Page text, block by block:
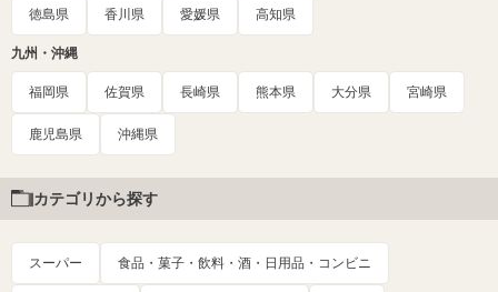
徳島県 香川県 愛媛県 高知県
九州・沖縄
福岡県 佐賀県 長崎県 熊本県 大分県 宮崎県
鹿児島県 沖縄県
カテゴリから探す
スーパー 食品・菓子・飲料・酒・日用品・コンビニ